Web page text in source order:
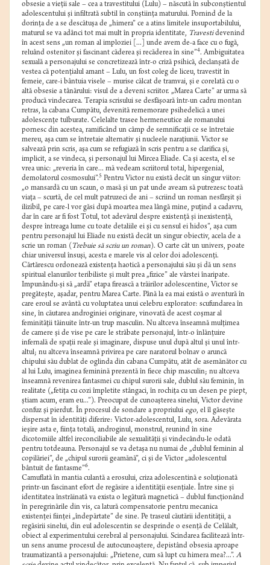
obsesie a vieţii sale – cea a travestitului (Lulu) – născută în subconştientul
adolescentului şi infiltrată subtil în conştiinţa maturului. Pornind de la
dorinţa de a se descătuşa de „himera” ce a atins limitele insuportabilului,
maturul se va adânci tot mai mult în propria identitate, Travestidevenind
în acest sens „un roman al imploziei [...] unde avem de-a face cu o fugă,
reluând ostenitor şi fascinant căderea şi recăderea în sine”4. Ambiguitatea
sexuală a personajului se concretizează într-o criză psihică, declanşată de
vestea că potenţialul amant – Lulu, un fost coleg de liceu, travestit în
femeie, care-i bântuia visele – murise călcat de tramvai, şi e corelată cu o
altă obsesie a tânărului: visul de a deveni scriitor. „Marea Carte” ar urma să
producă vindecarea. Terapia scrisului se desfăşoară într-un cadru montan
retras, la cabana Cumpătu, devenită rememorare psihedelică a unei
adolescenţe tulburate. Celelalte trasee hermeneutice ale romanului
pornesc din acestea, ramificând un câmp de semnificaţii ce se întretaie
mereu, aşa cum se întretaie alternativ şi nucleele naraţiunii. Victor se
salvează prin scris, aşa cum se refugiază în scris pentru a se clarifica şi,
implicit, a se vindeca, şi personajul lui Mircea Eliade. Ca şi acesta, el se
vrea unic: „reveria în care... mă vedeam scriitorul total, hipergenial,
demolatorul cosmosului”.5 Pentru Victor nu există decât un singur viitor:
„o mansardă cu un scaun, o masă şi un pat unde aveam să putrezesc toată
viaţa – scurtă, de cel mult patruzeci de ani – scriind un roman nesfârşit şi
ilizibil, pe care-l vor găsi după moartea mea lângă mine, puţind a cadavru,
dar în care ar fi fost Totul, tot adevărul despre existenţă şi inexistenţă,
despre întreaga lume cu toate detaliile ei şi cu sensul ei hidos”, aşa cum
pentru personajul lui Eliade nu există decât un singur obiectiv, acela de a
scrie un roman ( Trebuie să scriu un roman). O carte cât un univers, poate
chiar universul însuşi, acesta e marele vis al celor doi adolescenţi.
Cărtărescu ordonează existenţa haotică a personajului său şi dă un sens
spiritual elanurilor teribiliste şi mult prea „fizice” ale vârstei înaripate.
Impunându-şi să „ardă” etapa firească a trăirilor adolescentine, Victor se
pregăteşte, aşadar, pentru Marea Carte. Până la ea mai există o aventură în
care eroul se avântă cu voluptatea unui celebru explorator: scufundarea în
sine, în căutarea androginiei originare, vinovată de acest coşmar al
feminităţii tăinuite într-un trup masculin. Nu altceva înseamnă mulţimea
de camere şi de vise pe care le străbate personajul, într-o înlănţuire
infernală de spaţii reale şi imaginare, dispuse unul după altul şi unul într-
altul; nu altceva înseamnă privirea pe care naratorul bolnav o aruncă
chipului său dublat de oglinda din cabana Cumpătu, atât de asemănător cu
al lui Lulu, imaginea feminină prezentă în fiece chip masculin; nu altceva
înseamnă revenirea fantasmei cu chipul surorii sale, dublul său feminin, în
realitate („fetiţa cu cozi împletite stângaci, în rochiţa cu un desen pe piept,
ştiam acum, eram eu...”). Preocupat de cunoaşterea sinelui, Victor devine
confuz şi pierdut. În procesul de sondare a propriului ego, el îl găseşte
dispersat în identităţi diferire: Victor-adolescentul, Lulu, sora. Adevărata
ieşire asta e, fiinţa totală, androginul, monstrul, reunind în sine
dicotomiile altfel ireconciliabile ale sexualităţii şi vindecându-le odată
pentru totdeauna. Personajul se va detaşa nu numai de „dublul feminin al
copilăriei”, de „chipul surorii geamănă”, ci şi de Victor „adolescentul
bântuit de fantasme”6.
Camuflată în mantia culantă a erosului, criza adolescentină e soluţionată
printr-un fascinant efort de regăsire a identităţii esenţiale. Între sine şi
identitatea înstrăinată va exista o legătură magnetică – dublul funcţionând
în peregrinările din vis, ca latură compensatorie pentru mecanica
existenţei fiinţei „îndepărtate” de sine. Pe traseul căutării identităţii, a
regăsirii sinelui, din eul adolescentin se desprinde o esenţă de Celălalt,
obiect al experimentului cerebral al personajului. Scindarea facilitează într-
un sens anume procesul de autocunoaştere, depistând obsesia aproape
traumatizantă a personajului: „Prietene, cum să lupt cu himera mea?...”. A